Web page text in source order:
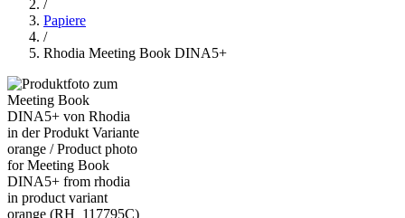
/
Papiere
/
Rhodia Meeting Book DINA5+